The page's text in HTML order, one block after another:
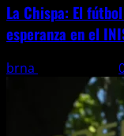
La Chispa: El
esperanza en el
brna